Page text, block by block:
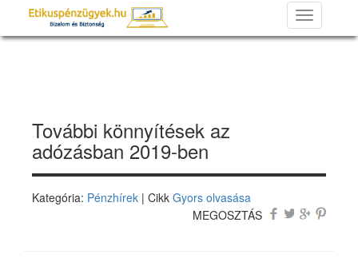
Toggle
navigation
További könnyítések az
adózásban 2019-ben
Kategória: Pénzhírek | Cikk Gyors olvasása
MEGOSZTÁS